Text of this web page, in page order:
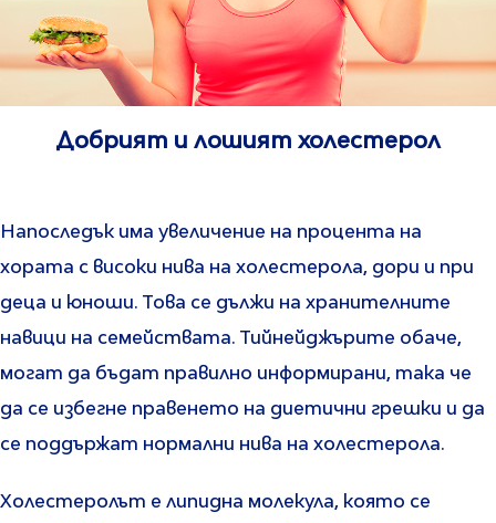
Добрият и лошият холестерол
Напоследък има увеличение на процента на
хората с високи нива на холестерола, дори и при
деца и юноши. Това се дължи на хранителните
навици на семействата. Тийнейджърите обаче,
могат да бъдат правилно информирани, така че
да се избегне правенето на диетични грешки и да
се поддържат нормални нива на холестерола.
Холестеролът е липидна молекула, която се